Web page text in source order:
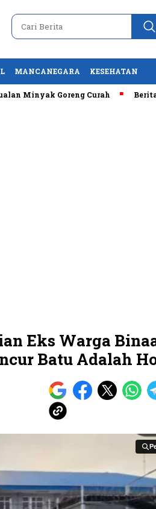
MANCANEGARA KESEHATAN
Goreng Curah Berita
Eks Warga
Batu Adalah